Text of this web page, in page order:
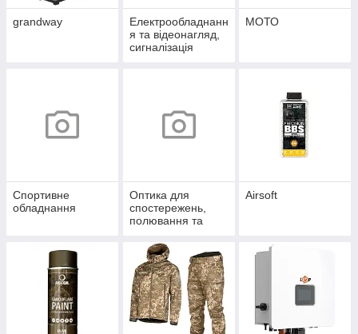
grandway
Електрообладнанн
я та відеонагляд,
сигналізація
МОТО
Спортивне
обладнання
Оптика для
спостережень,
полювання та
Airsoft